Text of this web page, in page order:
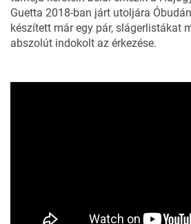
Guetta 2018-ban járt utoljára
készített már egy pár, slágerlistákat
abszolút indokolt az érkezése.